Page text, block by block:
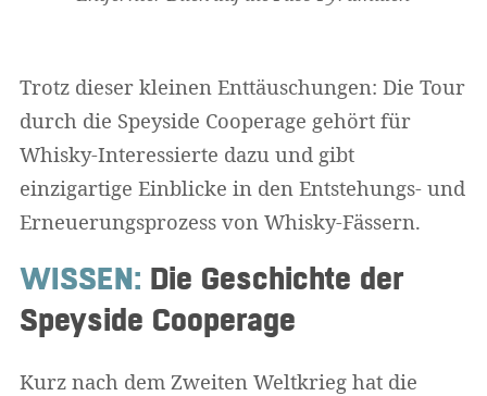
Trotz dieser kleinen Enttäuschungen: Die Tour
durch die Speyside Cooperage gehört für
Whisky-Interessierte dazu und gibt
einzigartige Einblicke in den Entstehungs- und
Erneuerungsprozess von Whisky-Fässern.
WISSEN: Die Geschichte der
Speyside Cooperage
Kurz nach dem Zweiten Weltkrieg hat die